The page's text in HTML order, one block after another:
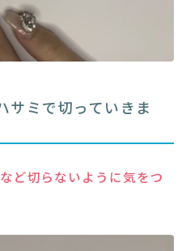
サミで切っていきま
ど切らないように気をつ